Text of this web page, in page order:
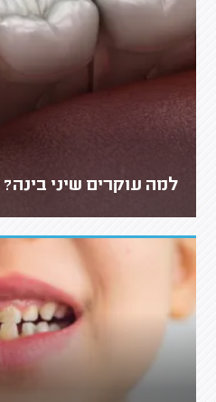
למה עוקרים שיני בינה?